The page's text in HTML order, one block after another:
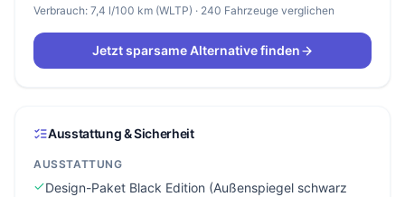
Verbrauch: 7,4 l/100 km (WLTP) · 240 Fahrzeuge verglichen
Jetzt sparsame Alternative finden
Ausstattung & Sicherheit
AUSSTATTUNG
Design-Paket Black Edition (Außenspiegel schwarz